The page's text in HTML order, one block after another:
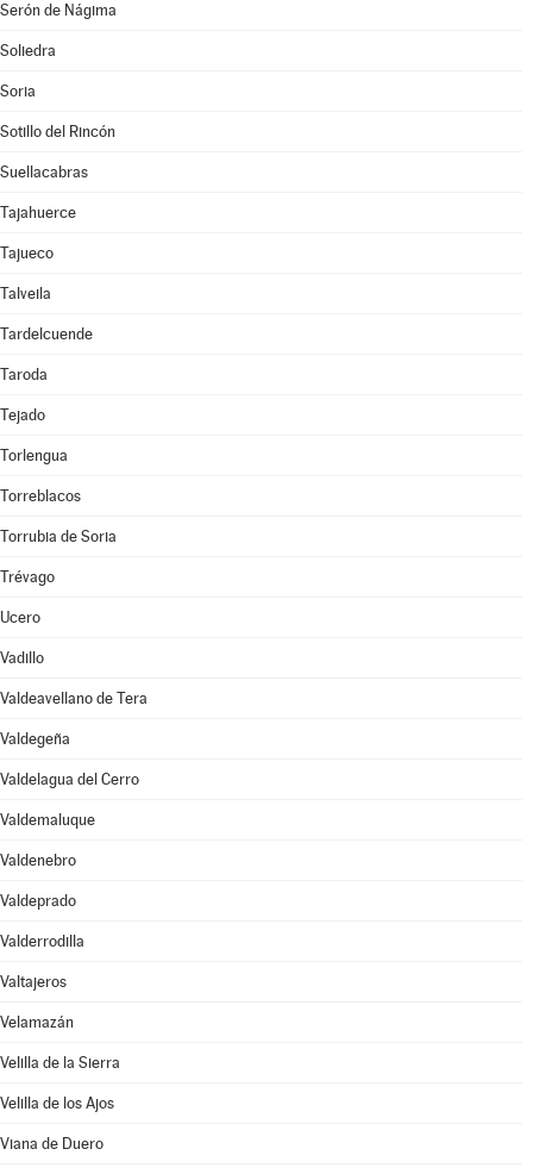
Serón de Nágima
Soliedra
Soria
Sotillo del Rincón
Suellacabras
Tajahuerce
Tajueco
Talveila
Tardelcuende
Taroda
Tejado
Torlengua
Torreblacos
Torrubia de Soria
Trévago
Ucero
Vadillo
Valdeavellano de Tera
Valdegeña
Valdelagua del Cerro
Valdemaluque
Valdenebro
Valdeprado
Valderrodilla
Valtajeros
Velamazán
Velilla de la Sierra
Velilla de los Ajos
Viana de Duero